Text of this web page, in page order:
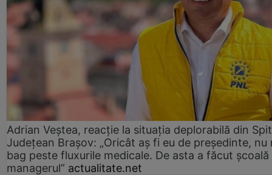
Adrian Veștea, reacție la situația deplorabilă din
Județean Brașov: „Oricât aș fi eu de președinte, nu
bag peste fluxurile medicale. De asta a făcut școală
managerul” actualitate.net